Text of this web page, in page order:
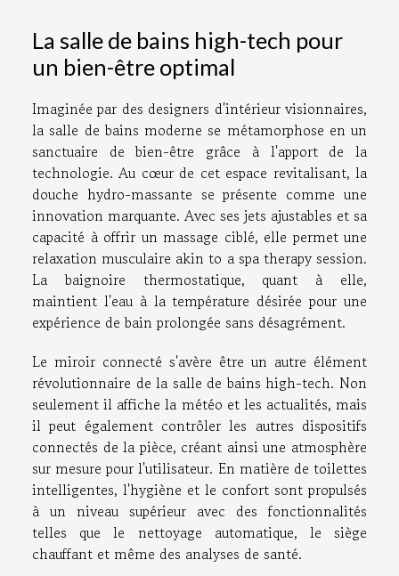
La salle de bains high-tech pour
un bien-être optimal
Imaginée par des designers d'intérieur visionnaires,
la salle de bains moderne se métamorphose en un
sanctuaire de bien-être grâce à l'apport de la
technologie. Au cœur de cet espace revitalisant, la
douche hydro-massante se présente comme une
innovation marquante. Avec ses jets ajustables et sa
capacité à offrir un massage ciblé, elle permet une
relaxation musculaire akin to a spa therapy session.
La baignoire thermostatique, quant à elle,
maintient l'eau à la température désirée pour une
expérience de bain prolongée sans désagrément.
Le miroir connecté s'avère être un autre élément
révolutionnaire de la salle de bains high-tech. Non
seulement il affiche la météo et les actualités, mais
il peut également contrôler les autres dispositifs
connectés de la pièce, créant ainsi une atmosphère
sur mesure pour l'utilisateur. En matière de toilettes
intelligentes, l'hygiène et le confort sont propulsés
à un niveau supérieur avec des fonctionnalités
telles que le nettoyage automatique, le siège
chauffant et même des analyses de santé.